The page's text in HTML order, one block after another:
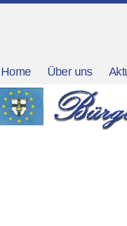
Home Über uns